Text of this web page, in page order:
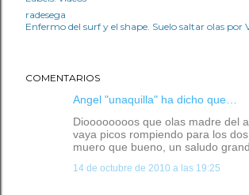
radesega
Enfermo del surf y el shape. Suelo saltar olas por
COMENTARIOS
Angel "unaquilla" ha dicho que…
Dioooooooos que olas madre del
vaya picos rompiendo para los
muero que bueno, un saludo
14 de octubre de 2010 a las 19:25